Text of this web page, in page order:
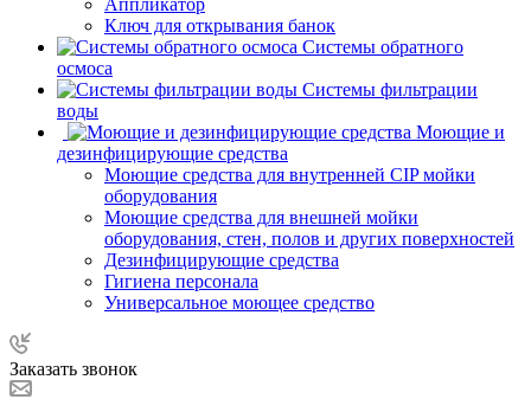
Ключ для открывания банок
Системы обратного
осмоса
Системы фильтрации
воды
Моющие и
дезинфицирующие средства
Моющие средства для внутренней CIP мойки
оборудования
Моющие средства для внешней мойки
оборудования, стен, полов и других поверхностей
Дезинфицирующие средства
Гигиена персонала
Универсальное моющее средство
Заказать звонок